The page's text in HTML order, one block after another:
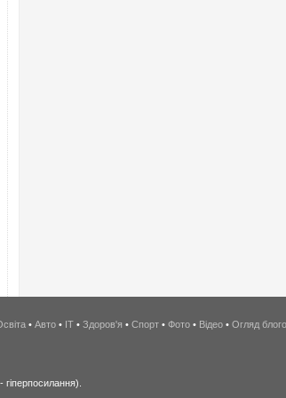
• Авто • IT • Здоров'я • Спорт • Фото • Відео • Огляд